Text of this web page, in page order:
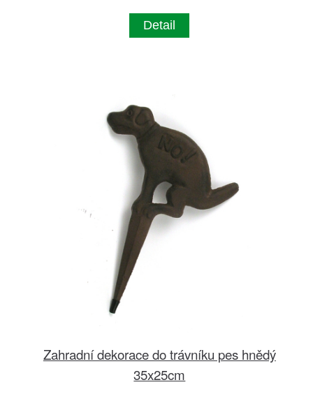
Detail
Zahradní dekorace do trávníku pes hnědý
35x25cm